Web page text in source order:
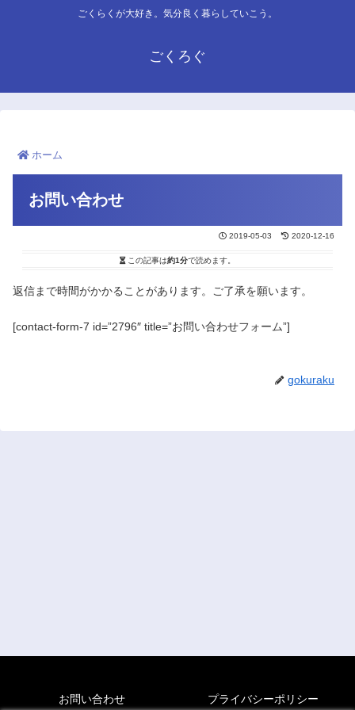
ごくらくが大好き。気分良く暮らしていこう。
ごくろぐ
ホーム
お問い合わせ
2019-05-03 2020-12-16
この記事は約1分で読めます。
返信まで時間がかかることがあります。ご了承を願います。
[contact-form-7 id=”2796″ title=”お問い合わせフォーム”]
gokuraku
お問い合わせ プライバシーポリシー